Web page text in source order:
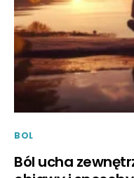
BOL
Ból ucha